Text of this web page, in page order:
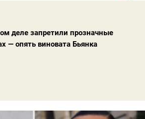
деле запретили прозначные
— опять виновата Бьянка